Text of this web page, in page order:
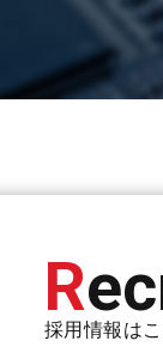
R
採用情報は